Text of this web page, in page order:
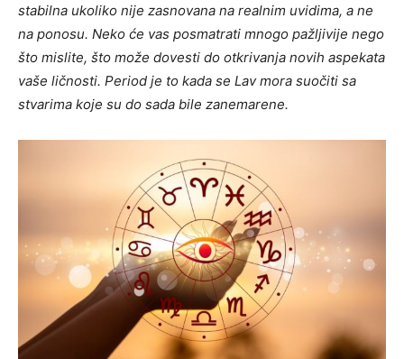
stabilna ukoliko nije zasnovana na realnim uvidima, a ne
na ponosu. Neko će vas posmatrati mnogo pažljivije nego
što mislite, što može dovesti do otkrivanja novih aspekata
vaše ličnosti. Period je to kada se Lav mora suočiti sa
stvarima koje su do sada bile zanemarene.